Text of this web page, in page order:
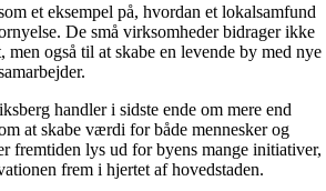
et eksempel på, hvordan et lokalsamfund
De små virksomheder bidrager ikke
også til at skabe en levende by med nye
handler i sidste ende om mere end
at skabe værdi for både mennesker og
fremtiden lys ud for byens mange initiativer,
frem i hjertet af hovedstaden.